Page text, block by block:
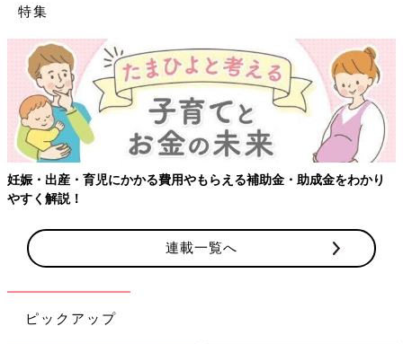
特集
妊娠・出産・育児にかかる費用やもらえる補助金・助成金をわかり
やすく解説！
連載一覧へ
ピックアップ